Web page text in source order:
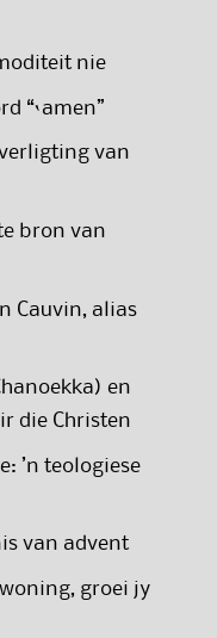
nie
“‘amen”
van
bron van
Cauvin, alias
en
die Christen
’n teologiese
van advent
groei jy